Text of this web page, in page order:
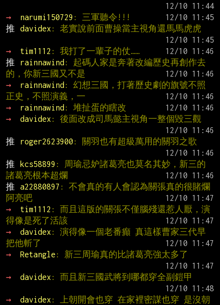
→
narumi150729 : 三軍聽令!!!
推
davidex : 老實說前面曹操當主視角還馬馬虎虎
→
tim1112 : 我打了一輩子的仗……
推
rainnawind : 起碼人家是奔著改編歷史再創作去
的，你新三國又不是
→
rainnawind : 幻想三國，打著歷史劇的旗號不照
正史，不照演義，一
→
rainnawind : 堆扯蛋的瞎改
→
davidex : 後面改成司馬懿主視角一整個毀三觀
推
roger2623900 : 關羽也有超級萬用的關羽之歌
推
kcs58899 : 周瑜忌妒諸葛亮也莫名其妙，新三的
諸葛亮根本超爛
推
a22880897 : 不會真的有人會認為關張真的很賭爛
阿亮吧
→
tim1112 : 而且這版的關張不僅腦殘還惹人厭，演
得像是死了活該
→
davidex : 演得像一個老番癲 真這樣曹家三代早
把他斬了
→
Retangle : 新三周瑜真的比諸葛亮強太多了
→
davidex : 而且新三國武將到哪都穿全副鎧甲
→
davidex : 上朝開會也穿 在家裡密謀也穿 是沒朝